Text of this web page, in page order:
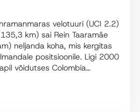
velotuuri (UCI 2.2)
km) sai Rein Taaramäe
neljanda koha, mis kergitas
positsioonile. Ligi 2000
võidutses Colombia…